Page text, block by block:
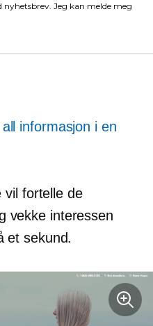
Jeg kan melde meg
informasjon i en
vil fortelle de
vekke interessen
et sekund.